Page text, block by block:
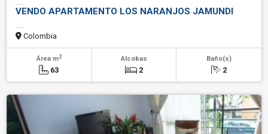
VENDO APARTAMENTO LOS NARANJOS JAMUNDI
Colombia
Área m2
63
Alcobas
2
Baño(s)
2